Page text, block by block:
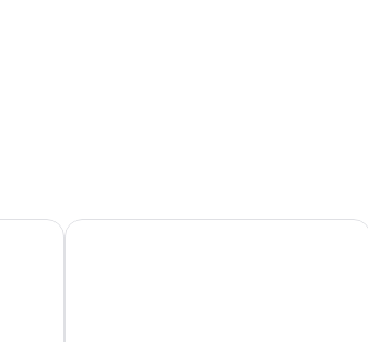
Thong's Inn - KNO Kualanamu Transit